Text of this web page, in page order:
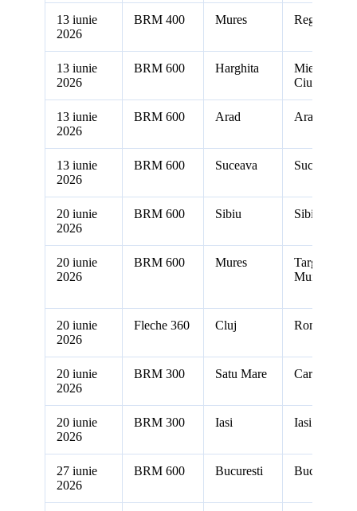
13 iunie
2026
BRM 400 Mures Reghin
13 iunie
2026
BRM 600 Harghita
Miercurea
Ciuc
13 iunie
2026
BRM 600 Arad Arad
13 iunie
2026
BRM 600 Suceava Suceava
20 iunie
2026
BRM 600 Sibiu Sibiu
20 iunie
2026
BRM 600 Mures
Targu
Mures
20 iunie
2026
Fleche 360 Cluj Romania
20 iunie
2026
BRM 300 Satu Mare Carei
20 iunie
2026
BRM 300 Iasi Iasi
27 iunie
2026
BRM 600 Bucuresti Bucuresti